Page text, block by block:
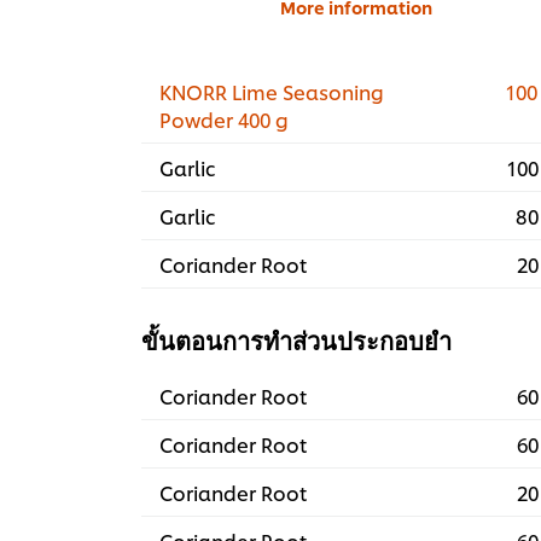
More information
KNORR Lime Seasoning
Powder 400 g
Garlic
Garlic
Coriander Root
ขั้นตอนการทำส่วนประกอบยำ
Coriander Root
Coriander Root
Coriander Root